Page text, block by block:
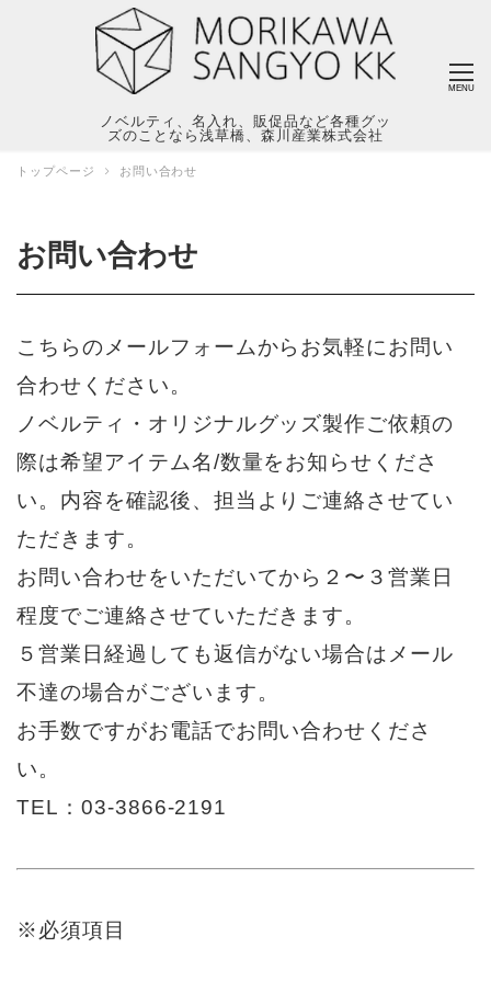
ノベルティ、名入れ、販促品など各種グッ
ズのことなら浅草橋、森川産業株式会社
MENU
トップページ お問い合わせ
お問い合わせ
こちらのメールフォームからお気軽にお問い
合わせください。
ノベルティ・オリジナルグッズ製作ご依頼の
際は希望アイテム名/数量をお知らせくださ
い。内容を確認後、担当よりご連絡させてい
ただきます。
お問い合わせをいただいてから２〜３営業日
程度でご連絡させていただきます。
５営業日経過しても返信がない場合はメール
不達の場合がございます。
お手数ですがお電話でお問い合わせくださ
い。
TEL：03-3866-2191
※必須項目